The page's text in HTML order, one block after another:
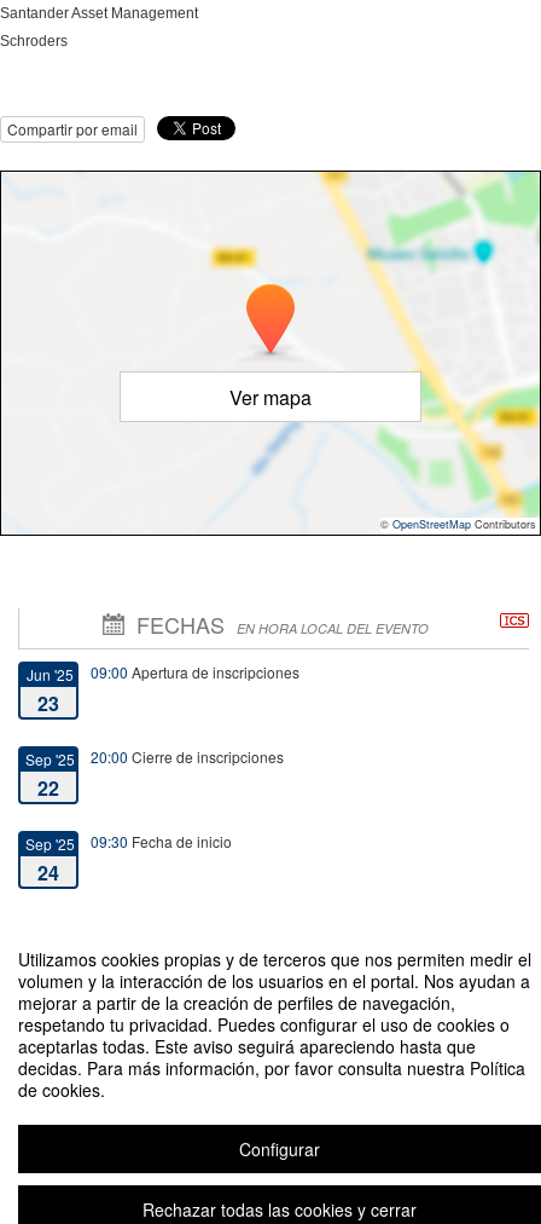
Utilizamos cookies propias y de terceros que nos permiten medir el
volumen y la interacción de los usuarios en el portal. Nos ayudan a
mejorar a partir de la creación de perfiles de navegación,
respetando tu privacidad. Puedes configurar el uso de cookies o
aceptarlas todas. Este aviso seguirá apareciendo hasta que
decidas. Para más información, por favor consulta nuestra Política
de cookies.
Configurar
Rechazar todas las cookies y cerrar
Santander Asset Management
Schroders
Compartir por email
Ver mapa
© OpenStreetMap Contributors
FECHAS EN HORA LOCAL DEL EVENTO
Jun '25
23
09:00 Apertura de inscripciones
Sep '25
22
20:00 Cierre de inscripciones
Sep '25
24
09:30 Fecha de inicio
24
II Jornada de la Cátedra de Asset Management
Plataforma de organización de eventos Symposium